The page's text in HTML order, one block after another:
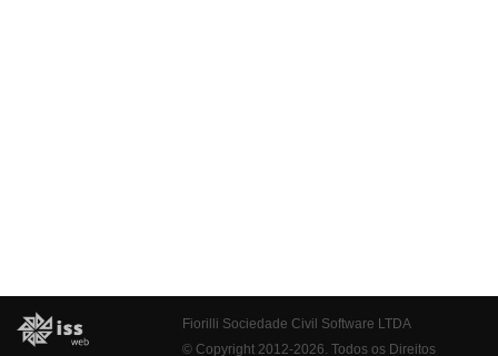
Fiorilli Sociedade Civil Software LTDA
© Copyright 2012-2026. Todos os Direitos